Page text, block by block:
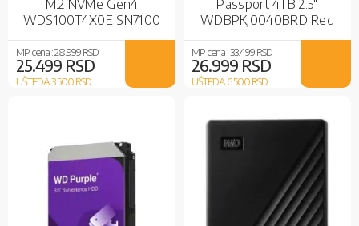
M.2 NVMe Gen4
WDS100T4X0E SN7100
Black SSD
MP cena :28.999 RSD
25.499 RSD
UŠTEDA 3.500RSD
Passport 4TB 2.5"
WDBPKJ0040BRD Red
MP cena :33.499 RSD
26.999 RSD
UŠTEDA 6.500RSD